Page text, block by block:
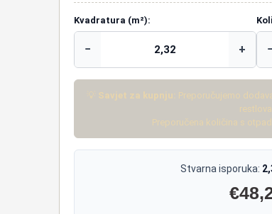
Kvadratura (m²):
− + −
💡 Savjet za kupnju: Preporučujemo
restlova.
Preporučena količina s
Stvarna isporuka:
€